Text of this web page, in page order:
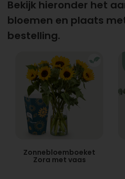
Bekijk hieronder het
bloemen en plaats
bestelling.
Zonnebloemboeket
Zora met vaas